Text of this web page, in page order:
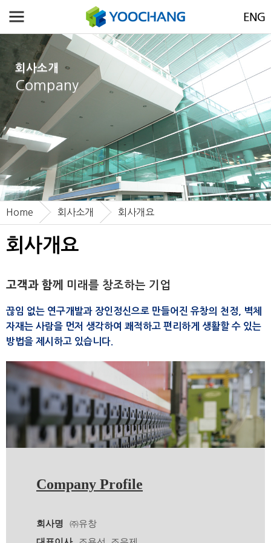
회사소개
Company
회사개요
Home 회사소개 회사개요
고객과 함께 미래를 창조하는 기업
끊임 없는 연구개발과 장인정신으로 만들어진 유창의 천정, 벽체
자재는 사람을 먼저 생각하여 쾌적하고 편리하게 생활할 수 있는
방법을 제시하고 있습니다.
Company Profile
회사명
㈜유창